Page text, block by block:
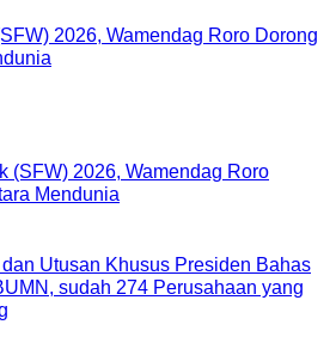
2026, Wamendag Roro Dorong
Utusan Khusus Presiden Bahas
sudah 274 Perusahaan yang